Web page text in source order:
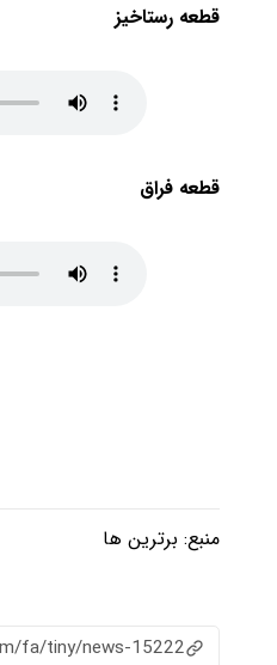
قطعه رستاخیز
قطعه فراق
منبع: برترین ها
fa/tiny/news-15222